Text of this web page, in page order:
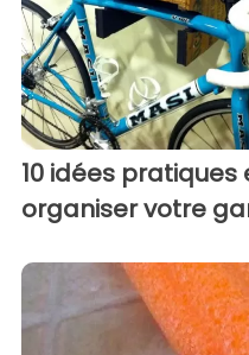
10 idées
organiser votre